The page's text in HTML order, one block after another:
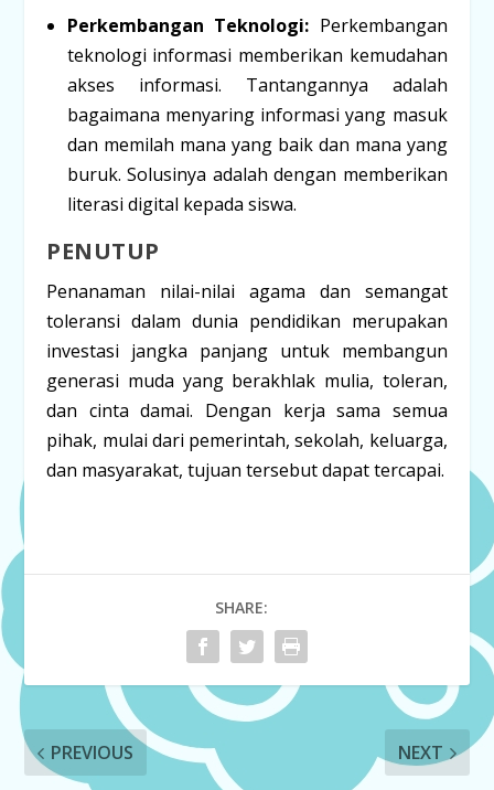
Perkembangan Teknologi: Perkembangan
teknologi informasi memberikan kemudahan
akses informasi. Tantangannya adalah
bagaimana menyaring informasi yang masuk
dan memilah mana yang baik dan mana yang
buruk. Solusinya adalah dengan memberikan
literasi digital kepada siswa.
PENUTUP
Penanaman nilai-nilai agama dan semangat
toleransi dalam dunia pendidikan merupakan
investasi jangka panjang untuk membangun
generasi muda yang berakhlak mulia, toleran,
dan cinta damai. Dengan kerja sama semua
pihak, mulai dari pemerintah, sekolah, keluarga,
dan masyarakat, tujuan tersebut dapat tercapai.
SHARE:
PREVIOUS NEXT